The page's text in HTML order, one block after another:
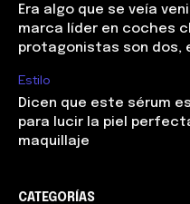
Era algo que se veía
marca líder en coches
protagonistas son dos,
Estilo
Dicen que este sérum
para lucir la piel
maquillaje
CATEGORÍAS